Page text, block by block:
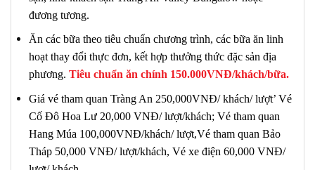
đương tương.
Ăn các bữa theo tiêu chuẩn chương trình, các bữa ăn linh
hoạt thay đổi thực đơn, kết hợp thưởng thức đặc sản địa
phương. Tiêu chuẩn ăn chính 150.000VNĐ/khách/bữa.
Giá vé tham quan Tràng An 250,000VNĐ/ khách/ lượt’ Vé
Cố Đô Hoa Lư 20,000 VNĐ/ lượt/khách; Vé tham quan
Hang Múa 100,000VNĐ/khách/ lượt,Vé tham quan Bảo
Tháp 50,000 VNĐ/ lượt/khách, Vé xe điện 60,000 VNĐ/